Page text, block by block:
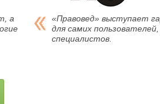
а
«Правовед» выступает
для самих
специалистов.